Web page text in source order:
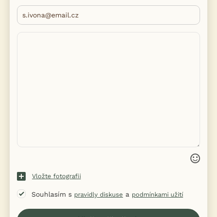
Vložte fotografii
Souhlasím s pravidly diskuse a podmínkami užití